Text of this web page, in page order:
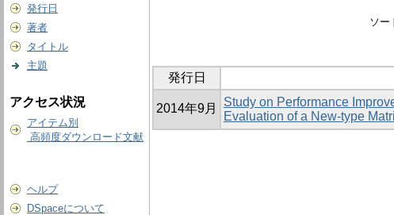
発行日
著者
タイトル
主題
アクセス状況
アイテム別
高頻度ダウンロード文献
ヘルプ
DSpaceについて
ソー
発行日
2014年9月
Study on Performance
Evaluation of a New-type